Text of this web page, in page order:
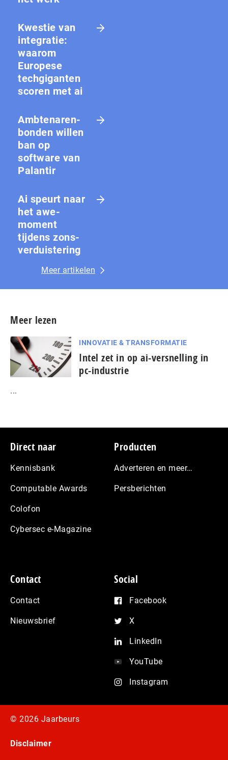
Kwestie van
integratie:
waarom
Europese
techgiganten
scoren met ai
Amb­te­na­ren­
bon­den willen
ban op
software van
Palantir
Ai speurt naar
het awe-
moment
tijdens zons­
ver­duis­te­ring
Meer artikelen
Meer lezen
INNOVATIE & TRANSFORMATIE
Intel zet in op ai-versnelling in
pc-industrie
...
Footer
Direct naar
Kennisbank
Computable Awards
Colofon
Cybersec e-Magazine
Producten
Adverteren en meer…
Persberichten
Contact
Contact
Nieuwsbrief
Social
Facebook
X
LinkedIn
YouTube
Instagram
© 2026 Jaarbeurs
Disclaimer